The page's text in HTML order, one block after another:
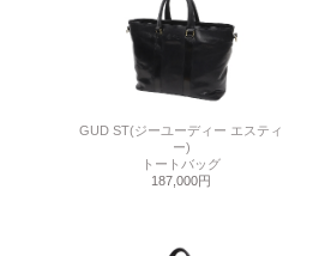
GUD ST(ジーユーディー エスティ
ー)
トートバッグ
187,000円